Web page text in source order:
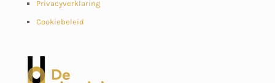
Privacyverklaring
Cookiebeleid